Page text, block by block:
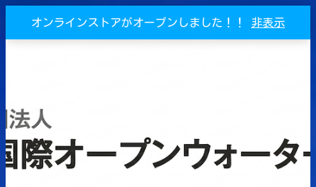
オンラインストアがオープンしました！！ 非表示